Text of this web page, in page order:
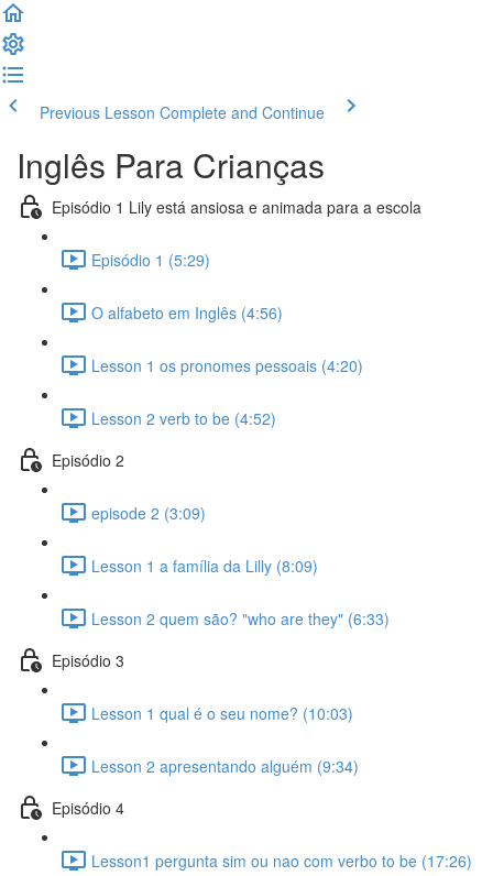
Previous Lesson Complete and Continue
Inglês Para Crianças
Episódio 1 Lily está ansiosa e animada para a escola
Episódio 1 (5:29)
O alfabeto em Inglês (4:56)
Lesson 1 os pronomes pessoais (4:20)
Lesson 2 verb to be (4:52)
Episódio 2
episode 2 (3:09)
Lesson 1 a família da Lilly (8:09)
Lesson 2 quem são? "who are they" (6:33)
Episódio 3
Lesson 1 qual é o seu nome? (10:03)
Lesson 2 apresentando alguém (9:34)
Episódio 4
Lesson1 pergunta sim ou nao com verbo to be (17:26)